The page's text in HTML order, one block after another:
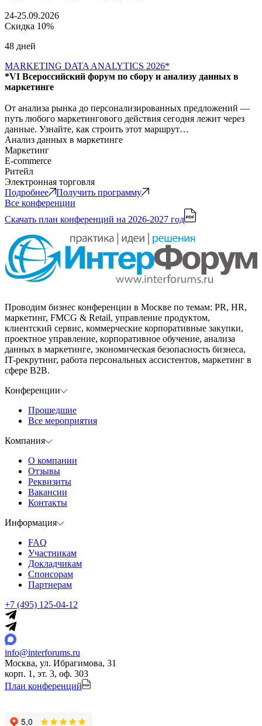
24-25.09.2026
Скидка 10%
48 дней
MARKETING DATA ANALYTICS 2026*
*VI Всероссийский форум по сбору и анализу данных в
маркетинге
От анализа рынка до персонализированных предложений —
путь любого маркетингового действия сегодня лежит через
данные. Узнайте, как строить этот маршрут…
Анализ данных в маркетинге
Маркетинг
E-commerce
Ритейл
Электронная торговля
Подробнее
Получить программу
Все конференции
Скачать план конференций на 2026-2027 год
Проводим бизнес конференции в Москве по темам: PR, HR,
маркетинг, FMCG & Retail, управление продуктом,
клиентский сервис, коммерческие корпоративные закупки,
проектное управление, корпоративное обучение, анализа
данных в маркетинге, экономическая безопасность бизнеса,
IT-рекрутинг, работа персональных ассистентов, маркетинг в
сфере B2B.
Конференции
Прошедшие
Все мероприятия
Компания
О компании
Отзывы
Реквизиты
Вакансии
Контакты
Информация
FAQ
Участникам
Докладчикам
Спонсорам
Партнерам
+7 (495) 125-04-12
info@interforums.ru
Москва, ул. Ибрагимова, 31
корп. 1, эт. 3, оф. 303
План конференций